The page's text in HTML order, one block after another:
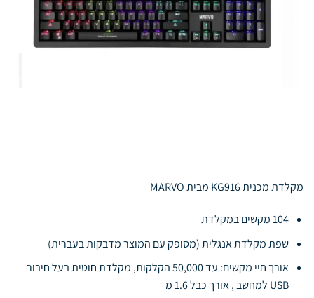
מקלדת מכנית KG916 מבית MARVO
104 מקשים במקלדת
שפת מקלדת אנגלית (מסופק עם המוצר מדבקות בעברית)
אורך חיי מקשים: עד 50,000 הקלקות, מקלדת חוטית בעל חיבור
USB למחשב , אורך כבל 1.6 מ